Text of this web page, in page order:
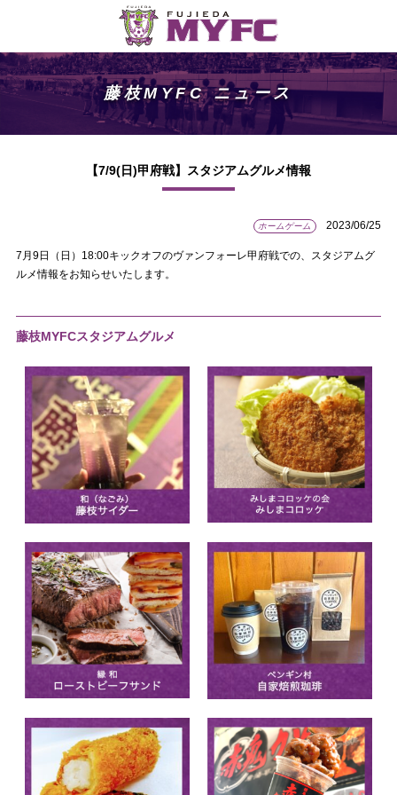
藤枝MYFC ニュース
【7/9(日)甲府戦】スタジアムグルメ情報
ホームゲーム 2023/06/25
7月9日（日）18:00キックオフのヴァンフォーレ甲府戦での、スタジアムグ
ルメ情報をお知らせいたします。
藤枝MYFCスタジアムグルメ